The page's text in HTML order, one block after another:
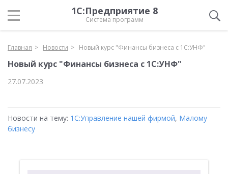
1С:Предприятие 8
Система программ
Главная Новости Новый курс "Финансы бизнеса с 1С:УНФ"
Новый курс "Финансы бизнеса с 1С:УНФ"
27.07.2023
Новости на тему: 1С:Управление нашей фирмой, Малому
бизнесу